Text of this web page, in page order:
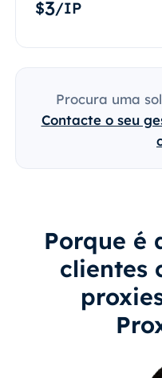
$3/IP
Procura uma
Contacte o seu
Porque é
clientes